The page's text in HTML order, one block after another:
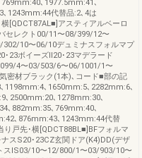
､1977.5mm:41､
1243mm:44代替品:2､4は
[QDCT87AL■]アスティアルベーロ
セレクト00/11〜08/399/12〜
10〜06/10デュミナスフォルマプ
･23ボイーズⅡ20･23マデラード
4〜03/503/6〜06/1001/1〜
密材ブラック(1本)､コード■部の記
1198mm:4､1650mm:5､2282mm:6､
､2500mm:20､1278mm:30､
､882mm:35､769mm:40､
､876mm:43､1243mm:44代替
り戸先･横[QDCT88BL■]BFフォルマ
スS20･23CZ玄関ドア(K4)DD(デザ
スIS03/10〜12/800/1〜03/903/10〜